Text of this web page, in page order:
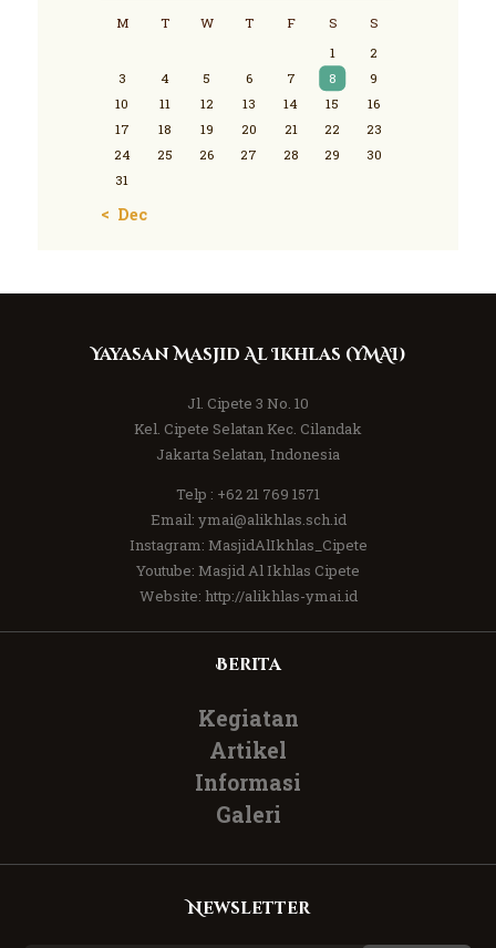
M T W T F S
S
1
2
3
4 5 6 7 8
9
10
11 12 13 14 15
16
17
18 19 20 21 22
23
24
25 26 27 28 29
30
31
« Dec
Yayasan Masjid Al Ikhlas (YMAI)
Jl. Cipete 3 No. 10
Kel. Cipete Selatan Kec. Cilandak
Jakarta Selatan, Indonesia
Telp : +62 21 769 1571
Email: ymai@alikhlas.sch.id
Instagram: MasjidAlIkhlas_Cipete
Youtube: Masjid Al Ikhlas Cipete
Website: http://alikhlas-ymai.id
Berita
Kegiatan
Artikel
Informasi
Galeri
Newsletter